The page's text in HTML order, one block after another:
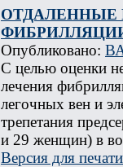
ОТДАЛЕННЫЕ
Опубликовано:
С целью оценки
лечения
легочных вен и
трепетания
и 29 женщин) в
Версия для печати